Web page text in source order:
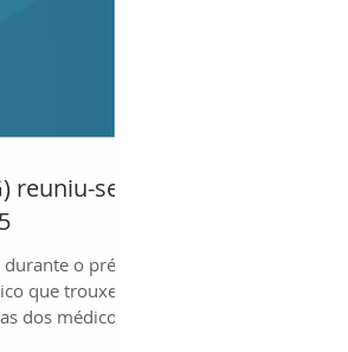
reuniu-se
o pré-
que trouxe à
dos médicos